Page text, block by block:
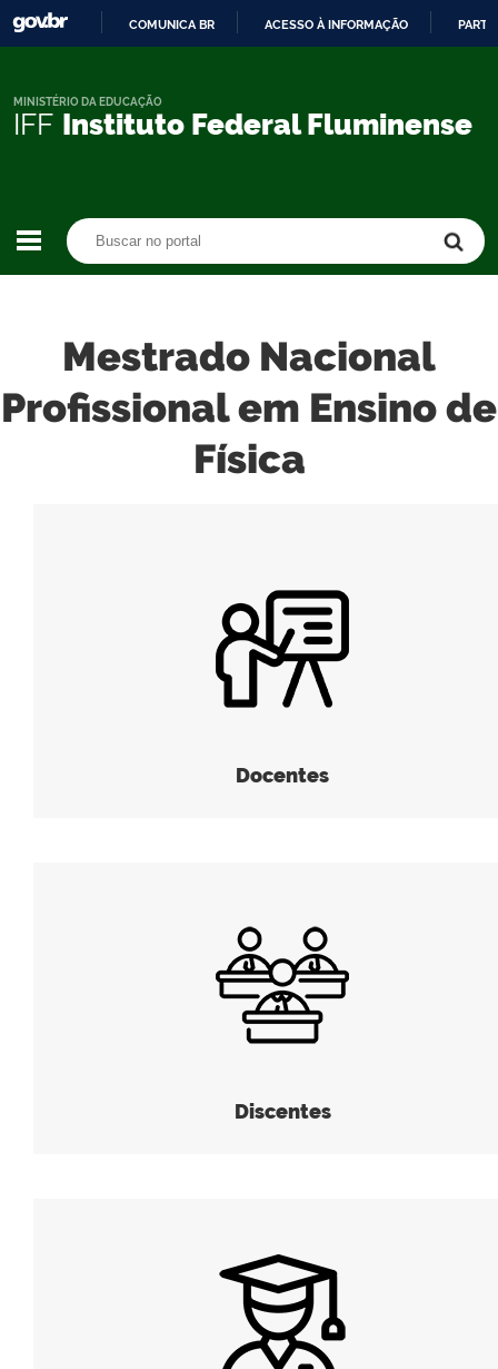
CONTEÚDO
COMUNICA BR ACESSO À INFORMAÇÃO
IFF Instituto Federal Fluminense
MINISTÉRIO DA EDUCAÇÃO
Mestrado Nacional
Profissional em Ensino de
Física
Docentes
Discentes